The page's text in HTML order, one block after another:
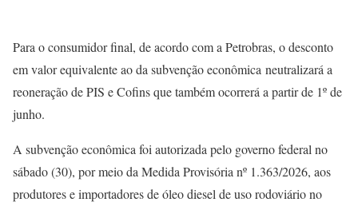
Para o consumidor final, de acordo com a Petrobras, o desconto
em valor equivalente ao da subvenção econômica neutralizará a
reoneração de PIS e Cofins que também ocorrerá a partir de 1º de
junho.
A subvenção econômica foi autorizada pelo governo federal no
sábado (30), por meio da Medida Provisória nº 1.363/2026, aos
produtores e importadores de óleo diesel de uso rodoviário no